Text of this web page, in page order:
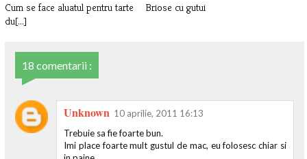
Cum se face aluatul pentru tarte
du[...]
Briose cu gutui
18 comentarii :
Unknown 10 aprilie, 2011 16:13
Trebuie sa fie foarte bun.
Imi place foarte mult gustul de mac, eu folosesc chiar si